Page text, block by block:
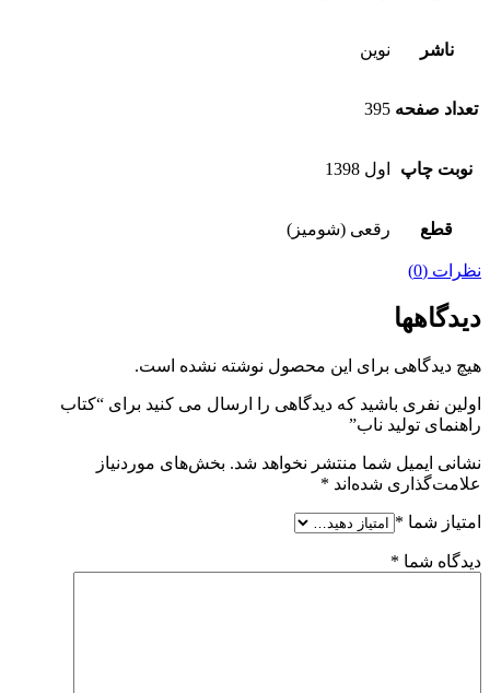
ناشر نوین
تعداد صفحه 395
نوبت چاپ اول 1398
قطع رقعی (شومیز)
نظرات (0)
دیدگاهها
هیچ دیدگاهی برای این محصول نوشته نشده است.
اولین نفری باشید که دیدگاهی را ارسال می کنید برای “کتاب
راهنمای تولید ناب”
نشانی ایمیل شما منتشر نخواهد شد. بخش‌های موردنیاز
علامت‌گذاری شده‌اند *
امتیاز شما *
دیدگاه شما *